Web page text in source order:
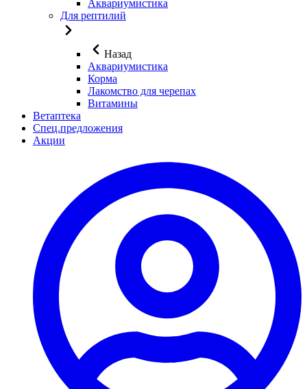
Аквариумистика
Для рептилий
Назад
Аквариумистика
Корма
Лакомство для черепах
Витамины
Ветаптека
Спец.предложения
Акции